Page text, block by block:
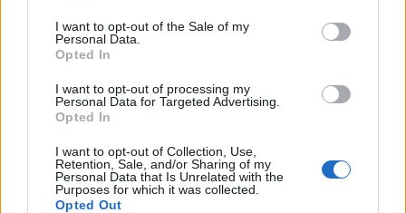
I want to opt-out of the Sale of my
Personal Data.
Opted In
I want to opt-out of processing my
Personal Data for Targeted Advertising.
Opted In
I want to opt-out of Collection, Use,
Retention, Sale, and/or Sharing of my
Personal Data that Is Unrelated with the
Purposes for which it was collected.
Opted Out